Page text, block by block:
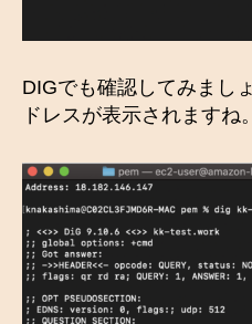
DIGでも確認してみまし
ドレスが表示されますね。